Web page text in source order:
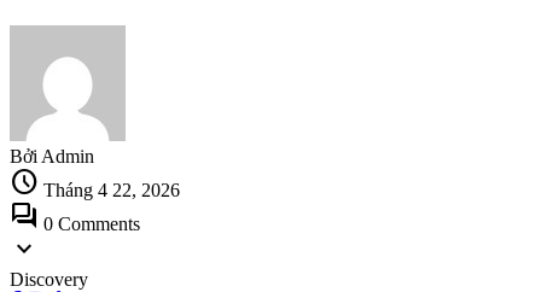
Bởi Admin
schedule Tháng 4 22, 2026
forum 0 Comments
expand_more
Discovery